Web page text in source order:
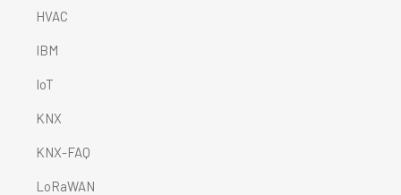
HVAC
IBM
IoT
KNX
KNX-FAQ
LoRaWAN